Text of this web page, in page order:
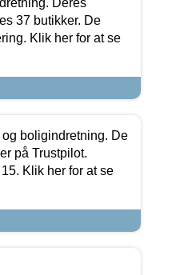
Deres
37 butikker. De
Klik her for at se
boligindretning. De
på Trustpilot.
Klik her for at se